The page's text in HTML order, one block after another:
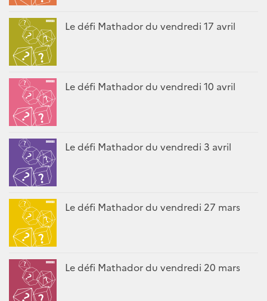
Le défi Mathador du vendredi 17 avril
Le défi Mathador du vendredi 10 avril
Le défi Mathador du vendredi 3 avril
Le défi Mathador du vendredi 27 mars
Le défi Mathador du vendredi 20 mars